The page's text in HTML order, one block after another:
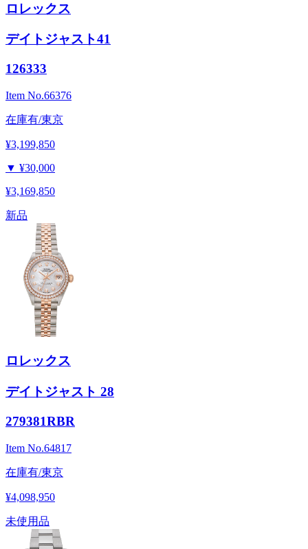
ロレックス
デイトジャスト41
126333
Item No.66376
在庫有/東京
¥3,199,850
▼ ¥30,000
¥3,169,850
新品
ロレックス
デイトジャスト 28
279381RBR
Item No.64817
在庫有/東京
¥4,098,950
未使用品